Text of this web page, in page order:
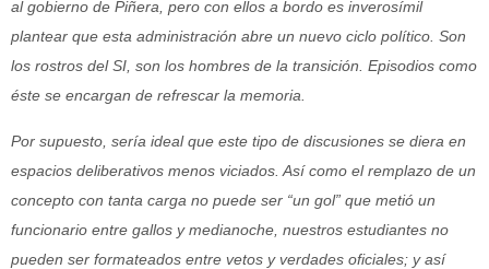
al gobierno de Piñera, pero con ellos a bordo es inverosímil
plantear que esta administración abre un nuevo ciclo político. Son
los rostros del SI, son los hombres de la transición. Episodios como
éste se encargan de refrescar la memoria.
Por supuesto, sería ideal que este tipo de discusiones se diera en
espacios deliberativos menos viciados. Así como el remplazo de un
concepto con tanta carga no puede ser “un gol” que metió un
funcionario entre gallos y medianoche, nuestros estudiantes no
pueden ser formateados entre vetos y verdades oficiales; y así